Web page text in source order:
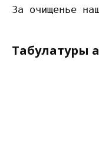
Табулатуры